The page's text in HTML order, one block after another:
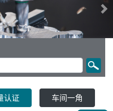
认证 车间一角